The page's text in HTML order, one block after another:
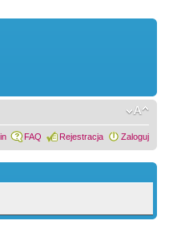
FAQ Rejestracja Zaloguj